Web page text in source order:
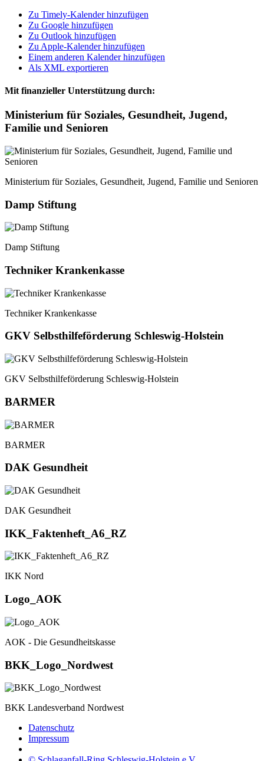
Zu Timely-Kalender hinzufügen
Zu Google hinzufügen
Zu Outlook hinzufügen
Zu Apple-Kalender hinzufügen
Einem anderen Kalender hinzufügen
Als XML exportieren
Mit finanzieller Unterstützung durch:
Ministerium für Soziales, Gesundheit, Jugend,
Familie und Senioren
Ministerium für Soziales, Gesundheit, Jugend, Familie und Senioren
Damp Stiftung
Damp Stiftung
Techniker Krankenkasse
Techniker Krankenkasse
GKV Selbsthilfeförderung Schleswig-Holstein
GKV Selbsthilfeförderung Schleswig-Holstein
BARMER
BARMER
DAK Gesundheit
DAK Gesundheit
IKK_Faktenheft_A6_RZ
IKK Nord
Logo_AOK
AOK - Die Gesundheitskasse
BKK_Logo_Nordwest
BKK Landesverband Nordwest
Datenschutz
Impressum